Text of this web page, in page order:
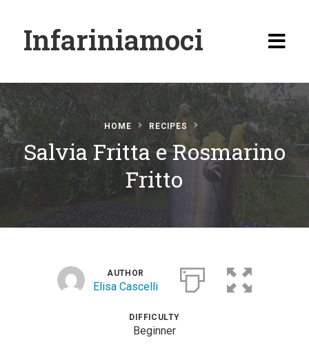
Infariniamoci
Home
Ricette
HOME RECIPES
Salvia Fritta e Rosmarino
Fritto
AUTHOR
Elisa Cascelli
DIFFICULTY
Beginner